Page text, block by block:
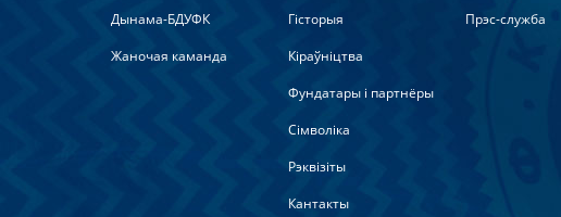
Дынама-БДУФК
Жаночая каманда
Гісторыя
Кіраўніцтва
Фундатары і партнёры
Сімволіка
Рэквізіты
Кантакты
Прэс-служба